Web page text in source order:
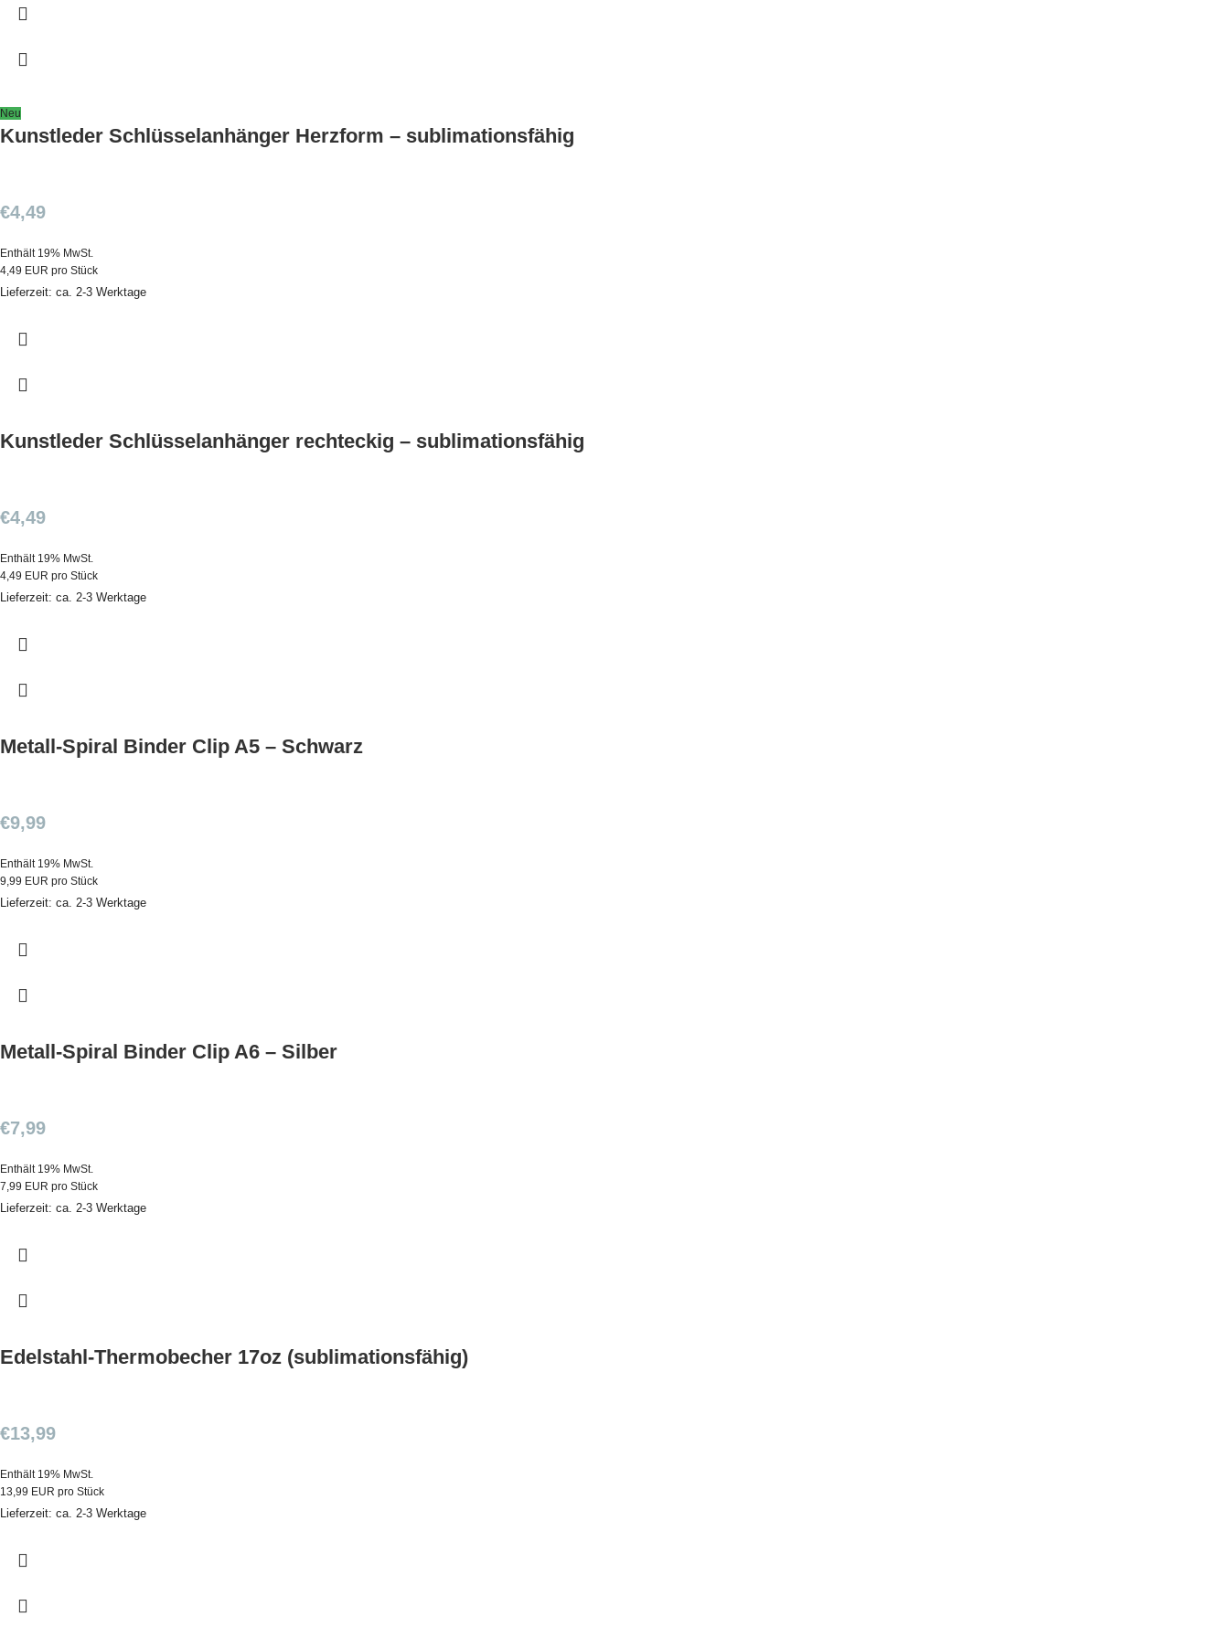
Neu
Kunstleder Schlüsselanhänger Herzform – sublimationsfähig
€4,49
Enthält 19% MwSt.
4,49 EUR pro Stück
Lieferzeit: ca. 2-3 Werktage
Kunstleder Schlüsselanhänger rechteckig – sublimationsfähig
€4,49
Enthält 19% MwSt.
4,49 EUR pro Stück
Lieferzeit: ca. 2-3 Werktage
Metall-Spiral Binder Clip A5 – Schwarz
€9,99
Enthält 19% MwSt.
9,99 EUR pro Stück
Lieferzeit: ca. 2-3 Werktage
Metall-Spiral Binder Clip A6 – Silber
€7,99
Enthält 19% MwSt.
7,99 EUR pro Stück
Lieferzeit: ca. 2-3 Werktage
Edelstahl-Thermobecher 17oz (sublimationsfähig)
€13,99
Enthält 19% MwSt.
13,99 EUR pro Stück
Lieferzeit: ca. 2-3 Werktage